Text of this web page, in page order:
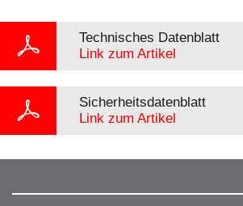
Technisches Datenblatt
Link zum Artikel
Sicherheitsdatenblatt
Link zum Artikel